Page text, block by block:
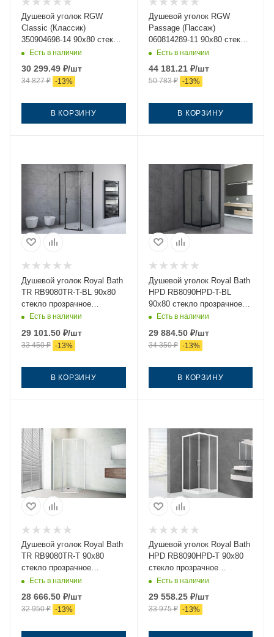
Душевой уголок RGW
Classic (Класcик)
350904698-14 90х80 стекло
прозрачное профиль
черный без поддона
Есть в наличии
30 299.49 ₽/шт
34 827₽ -13%
В КОРЗИНУ
Душевой уголок RGW
Passage (Пассаж)
060814289-11 90х80 стекло
прозрачное профиль хром
без поддона
Есть в наличии
44 181.21₽/шт
50 783₽ -13%
В КОРЗИНУ
Душевой уголок Royal Bath
TR RB9080TR-T-BL 90х80
стекло прозрачное
профиль черный без
Есть в наличии
29 101.50 ₽/шт
33 450₽ -13%
В КОРЗИНУ
Душевой уголок Royal Bath
HPD RB8090HPD-T-BL
90х80 стекло прозрачное
профиль черный без
Есть в наличии
29 884.50₽/шт
34 350₽ -13%
В КОРЗИНУ
Душевой уголок Royal Bath
TR RB9080TR-T 90х80
стекло прозрачное
профиль белый без
Есть в наличии
28 666.50 ₽/шт
32 950₽ -13%
Душевой уголок Royal Bath
HPD RB8090HPD-T 90х80
стекло прозрачное
профиль белый без
Есть в наличии
29 558.25₽/шт
33 975₽ -13%